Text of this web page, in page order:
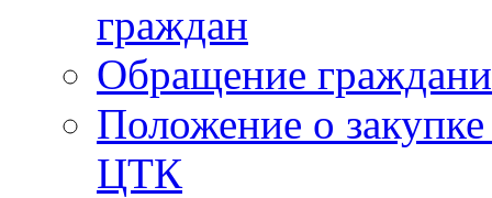
граждан
Обращение
Положение о
ЦТК